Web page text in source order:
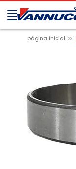
página inicial